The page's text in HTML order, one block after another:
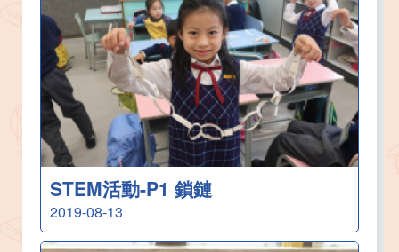
STEM活動-P1 鎖鏈
2019-08-13